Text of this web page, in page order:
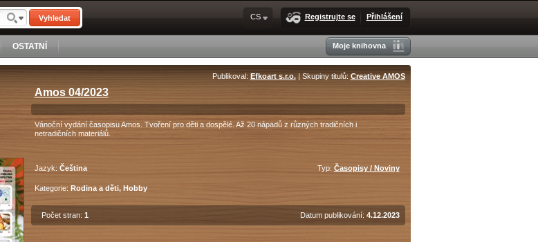
Vyhledat Registrujte se Přihlášení
CS
OSTATNÍ Moje knihovna
Publikoval: Efkoart s.r.o.| Skupiny titulů: Creative AMOS
Amos 04/2023
Vánoční vydání časopisu Amos. Tvoření pro děti a dospělé. Až 20 nápadů z různých tradičních i
netradičních materiálů.
Jazyk: Čeština Typ: Časopisy / Noviny
Kategorie: Rodina a děti, Hobby
Počet stran: 1 Datum publikování: 4.12.2023